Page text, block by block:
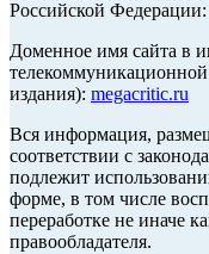
Российской
Доменное имя сайта в
телекоммуникационной
издания): megacritic.ru
Вся информация,
соответствии с
подлежит
форме, в том числе
переработке не иначе
правообладателя.